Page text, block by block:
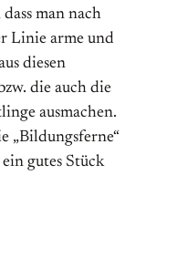
man nach
Linie arme und
diesen
die auch die
ausmachen.
„Bildungsferne“
gutes Stück